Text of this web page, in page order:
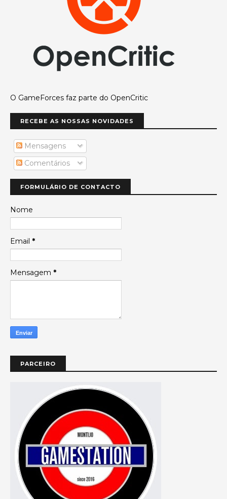
O GameForces faz parte do OpenCritic
RECEBE AS NOSSAS NOVIDADES
Mensagens
Comentários
FORMULÁRIO DE CONTACTO
Nome
Email *
Mensagem *
PARCEIRO